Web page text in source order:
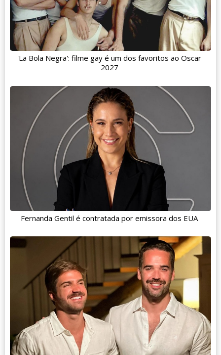
'La Bola Negra': filme gay é um dos favoritos ao Oscar
2027
Fernanda Gentil é contratada por emissora dos EUA